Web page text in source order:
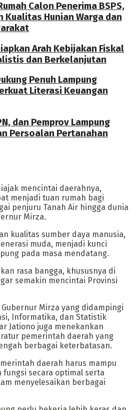
Calon Penerima BSPS,
Kualitas Hunian Warga dan
Arah Kebijakan Fiskal
dan Berkelanjutan
Penuh Lampung
Literasi Keuangan
dan Pemprov Lampung
Persoalan Pertanahan
mencintai daerahnya,
menjadi tuan rumah bagi
penjuru Tanah Air hingga dunia
Mirza.
kualitas sumber daya manusia,
muda, menjadi kunci
pada masa mendatang.
rasa bangga, khususnya di
semakin mencintai Provinsi
Mirza yang didampingi
Informatika, dan Statistik
Jationo juga menekankan
pemerintah daerah yang
berbagai keterbatasan.
daerah harus mampu
fungsi secara optimal serta
menyelesaikan berbagai